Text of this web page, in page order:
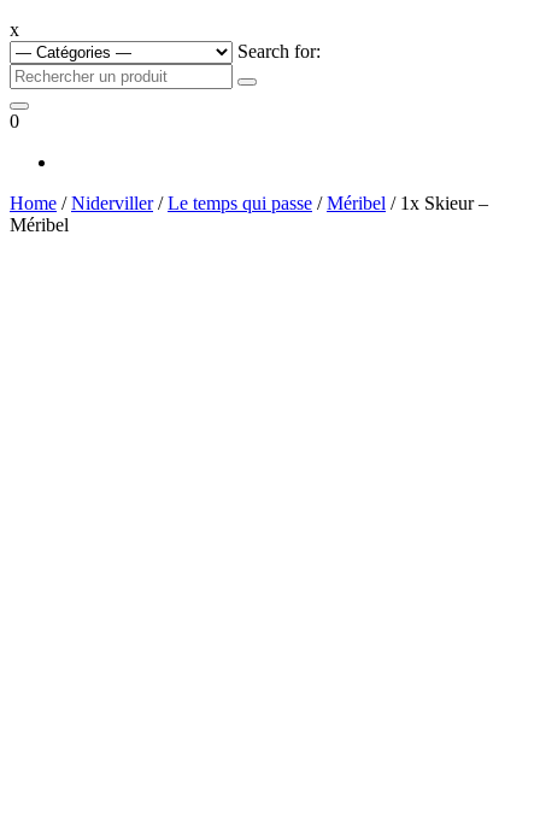
x
Search for:
0
Home /Niderviller/Le temps qui passe /Méribel / 1x Skieur –
Méribel